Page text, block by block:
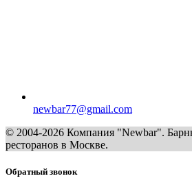
newbar77@gmail.com
© 2004-2026 Компания "Newbar".
ресторанов в Москве.
Обратный звонок